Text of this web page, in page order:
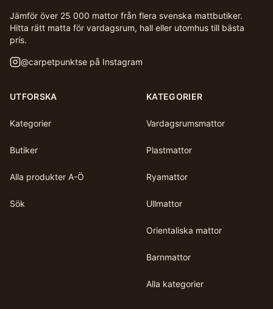
Jämför över 25 000 mattor från flera svenska mattbutiker.
Hitta rätt matta för vardagsrum, hall eller utomhus till bästa
pris.
@carpetpunktse på Instagram
UTFORSKA
Kategorier
Butiker
Alla produkter A-Ö
Sök
KATEGORIER
Vardagsrumsmattor
Plastmattor
Ryamattor
Ullmattor
Orientaliska mattor
Barnmattor
Alla kategorier